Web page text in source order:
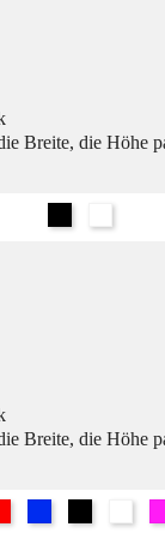
Breite, die Höhe
Breite, die Höhe